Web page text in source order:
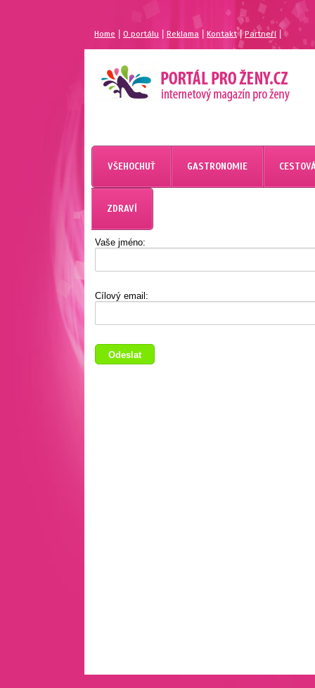
Home |O portálu Reklama Kontakt| Partneří
MAGAZÍN PRO ŽENY
PORTÁL PRO ŽENY.CZ
VŠEHOCHUŤ GASTRONOMIE
ZDRAVÍ
Vaše jméno:
Cílový email: